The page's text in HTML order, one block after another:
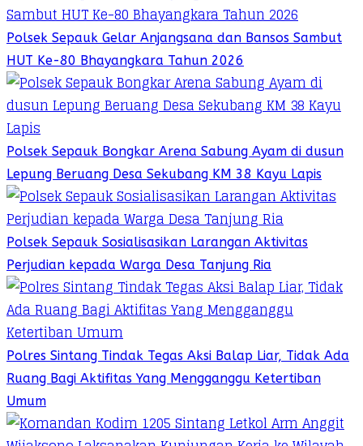
Polsek Sepauk Gelar Anjangsana dan Bansos Sambut
HUT Ke-80 Bhayangkara Tahun 2026
Polsek Sepauk Bongkar Arena Sabung Ayam di dusun
Lepung Beruang Desa Sekubang KM 38 Kayu Lapis
Polsek Sepauk Sosialisasikan Larangan Aktivitas
Perjudian kepada Warga Desa Tanjung Ria
Polres Sintang Tindak Tegas Aksi Balap Liar, Tidak Ada
Ruang Bagi Aktifitas Yang Mengganggu Ketertiban
Umum